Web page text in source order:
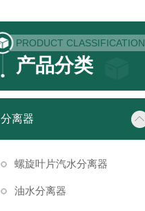
PRODUCT CLASSIFICATION
产品分类
分离器
螺旋叶片汽水分离器
油水分离器